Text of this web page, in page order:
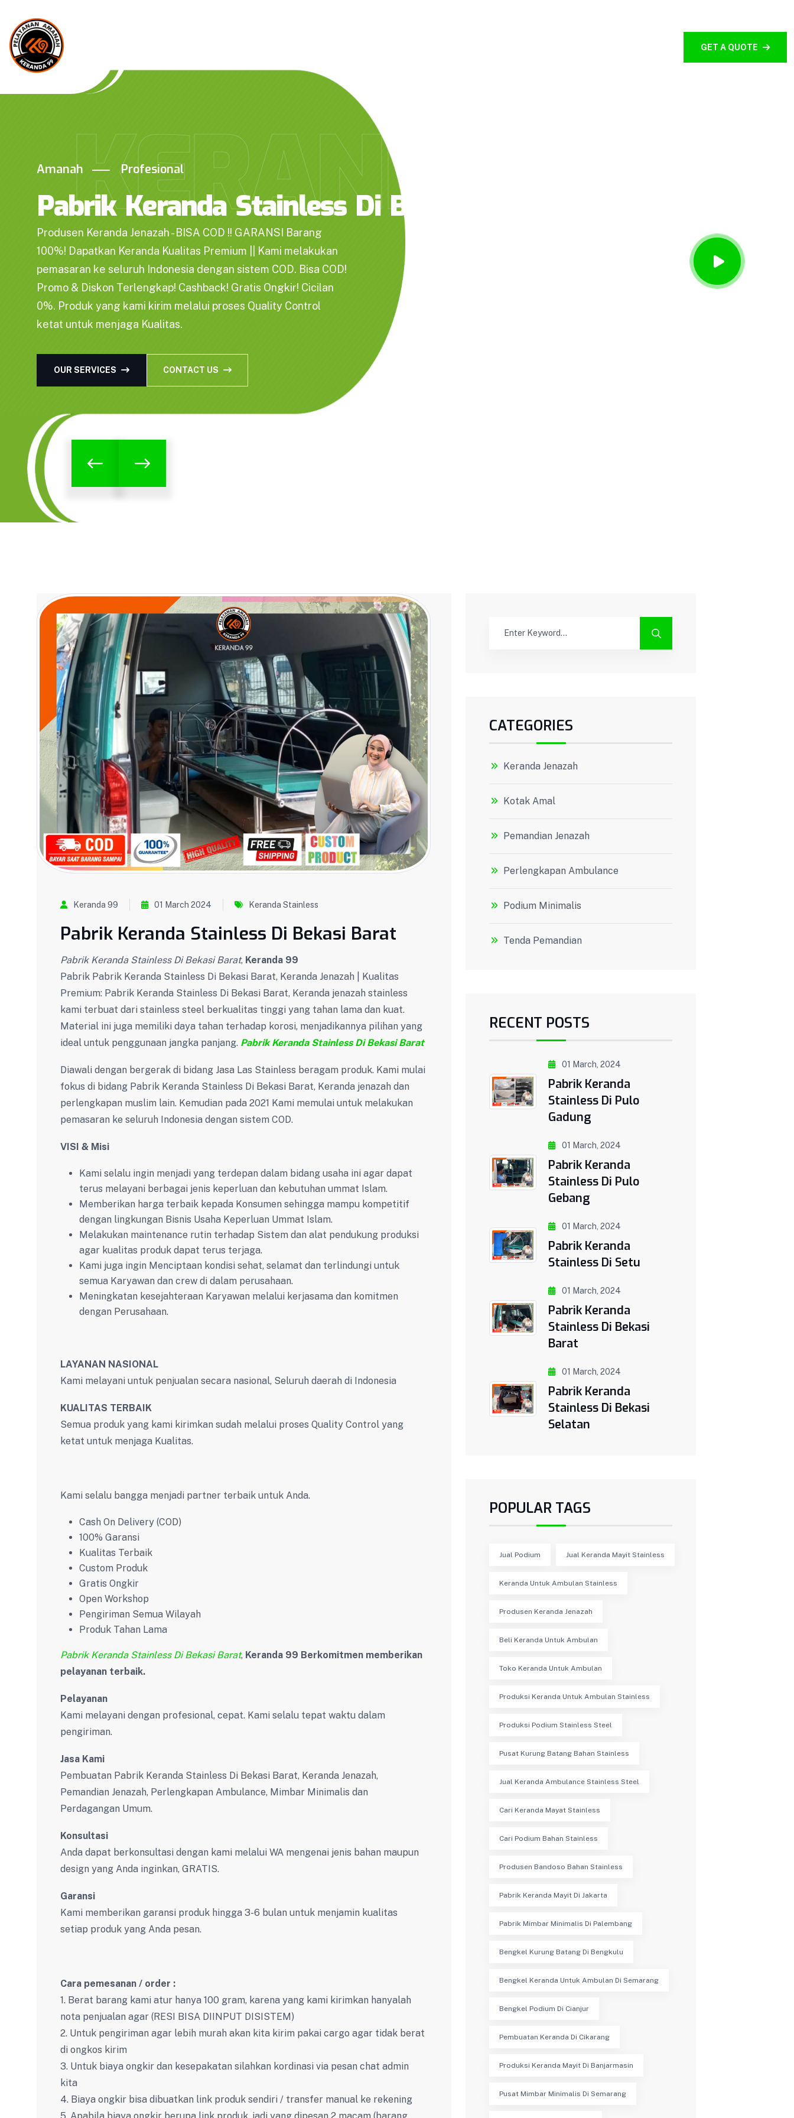
GET A QUOTE
KERANDA 99
Amanah Profesional
Pabrik Keranda Stainless Di Bekasi Barat
Produsen Keranda Jenazah - BISA COD !! GARANSI Barang
100%! Dapatkan Keranda Kualitas Premium || Kami melakukan
pemasaran ke seluruh Indonesia dengan sistem COD. Bisa COD!
Promo & Diskon Terlengkap! Cashback! Gratis Ongkir! Cicilan
0%. Produk yang kami kirim melalui proses Quality Control
ketat untuk menjaga Kualitas.
OUR SERVICES CONTACT US
Keranda 99 01 March 2024 Keranda Stainless
Pabrik Keranda Stainless Di Bekasi Barat
Pabrik Keranda Stainless Di Bekasi Barat, Keranda 99
Pabrik Pabrik Keranda Stainless Di Bekasi Barat, Keranda Jenazah | Kualitas
Premium: Pabrik Keranda Stainless Di Bekasi Barat, Keranda jenazah stainless
kami terbuat dari stainless steel berkualitas tinggi yang tahan lama dan kuat.
Material ini juga memiliki daya tahan terhadap korosi, menjadikannya pilihan yang
ideal untuk penggunaan jangka panjang. Pabrik Keranda Stainless Di Bekasi Barat
Diawali dengan bergerak di bidang Jasa Las Stainless beragam produk. Kami mulai
fokus di bidang Pabrik Keranda Stainless Di Bekasi Barat, Keranda jenazah dan
perlengkapan muslim lain. Kemudian pada 2021 Kami memulai untuk melakukan
pemasaran ke seluruh Indonesia dengan sistem COD.
VISI & Misi
Kami selalu ingin menjadi yang terdepan dalam bidang usaha ini agar dapat
terus melayani berbagai jenis keperluan dan kebutuhan ummat Islam.
Memberikan harga terbaik kepada Konsumen sehingga mampu kompetitif
dengan lingkungan Bisnis Usaha Keperluan Ummat Islam.
Melakukan maintenance rutin terhadap Sistem dan alat pendukung produksi
agar kualitas produk dapat terus terjaga.
Kami juga ingin Menciptaan kondisi sehat, selamat dan terlindungi untuk
semua Karyawan dan crew di dalam perusahaan.
Meningkatan kesejahteraan Karyawan melalui kerjasama dan komitmen
dengan Perusahaan.
LAYANAN NASIONAL
Kami melayani untuk penjualan secara nasional, Seluruh daerah di Indonesia
KUALITAS TERBAIK
Semua produk yang kami kirimkan sudah melalui proses Quality Control yang
ketat untuk menjaga Kualitas.
Kami selalu bangga menjadi partner terbaik untuk Anda.
Cash On Delivery (COD)
100% Garansi
Kualitas Terbaik
Custom Produk
Gratis Ongkir
Open Workshop
Pengiriman Semua Wilayah
Produk Tahan Lama
Pabrik Keranda Stainless Di Bekasi Barat, Keranda 99 Berkomitmen memberikan
pelayanan terbaik.
Pelayanan
Kami melayani dengan profesional, cepat. Kami selalu tepat waktu dalam
pengiriman.
Jasa Kami
Pembuatan Pabrik Keranda Stainless Di Bekasi Barat, Keranda Jenazah,
Pemandian Jenazah, Perlengkapan Ambulance, Mimbar Minimalis dan
Perdagangan Umum.
Konsultasi
Anda dapat berkonsultasi dengan kami melalui WA mengenai jenis bahan maupun
design yang Anda inginkan, GRATIS.
Garansi
Kami memberikan garansi produk hingga 3-6 bulan untuk menjamin kualitas
setiap produk yang Anda pesan.
Cara pemesanan / order :
1. Berat barang kami atur hanya 100 gram, karena yang kami kirimkan hanyalah
nota penjualan agar (RESI BISA DIINPUT DISISTEM)
2. Untuk pengiriman agar lebih murah akan kita kirim pakai cargo agar tidak berat
di ongkos kirim
3. Untuk biaya ongkir dan kesepakatan silahkan kordinasi via pesan chat admin
kita
4. Biaya ongkir bisa dibuatkan link produk sendiri / transfer manual ke rekening
CATEGORIES
Keranda Jenazah
Kotak Amal
Pemandian Jenazah
Perlengkapan Ambulance
Podium Minimalis
Tenda Pemandian
RECENT POSTS
01 March, 2024
Pabrik Keranda
Stainless Di Pulo
Gadung
01 March, 2024
Pabrik Keranda
Stainless Di Pulo
Gebang
01 March, 2024
Pabrik Keranda
Stainless Di Setu
01 March, 2024
Pabrik Keranda
Stainless Di Bekasi
Barat
01 March, 2024
Pabrik Keranda
Stainless Di Bekasi
Selatan
POPULAR TAGS
Jual Podium Jual Keranda Mayit Stainless
Keranda Untuk Ambulan Stainless
Produsen Keranda Jenazah
Beli Keranda Untuk Ambulan
Toko Keranda Untuk Ambulan
Produksi Keranda Untuk Ambulan Stainless
Produksi Podium Stainless Steel
Pusat Kurung Batang Bahan Stainless
Jual Keranda Ambulance Stainless Steel
Cari Keranda Mayat Stainless
Cari Podium Bahan Stainless
Produsen Bandoso Bahan Stainless
Pabrik Keranda Mayit Di Jakarta
Pabrik Mimbar Minimalis Di Palembang
Bengkel Kurung Batang Di Bengkulu
Bengkel Keranda Untuk Ambulan Di Semarang
Bengkel Podium Di Cianjur
Pembuatan Keranda Di Cikarang
Produksi Keranda Mayit Di Banjarmasin
Pusat Mimbar Minimalis Di Semarang